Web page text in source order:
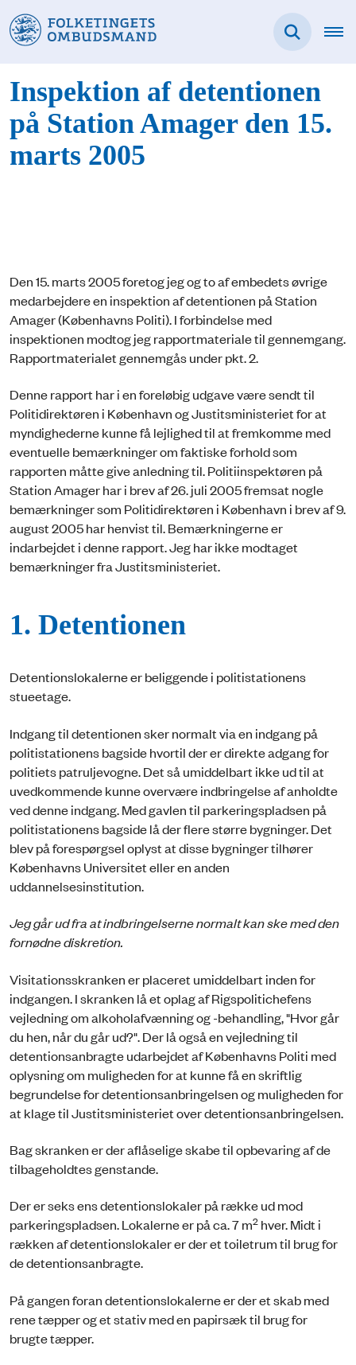
Inspektion af detentionen
på Station Amager den 15.
marts 2005
Den 15. marts 2005 foretog jeg og to af embedets øvrige
medarbejdere en inspektion af detentionen på Station
Amager (Københavns Politi). I forbindelse med
inspektionen modtog jeg rapportmateriale til gennemgang.
Rapportmaterialet gennemgås under pkt. 2.
Denne rapport har i en foreløbig udgave være sendt til
Politidirektøren i København og Justitsministeriet for at
myndighederne kunne få lejlighed til at fremkomme med
eventuelle bemærkninger om faktiske forhold som
rapporten måtte give anledning til. Politiinspektøren på
Station Amager har i brev af 26. juli 2005 fremsat nogle
bemærkninger som Politidirektøren i København i brev af 9.
august 2005 har henvist til. Bemærkningerne er
indarbejdet i denne rapport. Jeg har ikke modtaget
bemærkninger fra Justitsministeriet.
1. Detentionen
Detentionslokalerne er beliggende i politistationens
stueetage.
Indgang til detentionen sker normalt via en indgang på
politistationens bagside hvortil der er direkte adgang for
politiets patruljevogne. Det så umiddelbart ikke ud til at
uvedkommende kunne overvære indbringelse af anholdte
ved denne indgang. Med gavlen til parkeringspladsen på
politistationens bagside lå der flere større bygninger. Det
blev på forespørgsel oplyst at disse bygninger tilhører
Københavns Universitet eller en anden
uddannelsesinstitution.
Jeg går ud fra at indbringelserne normalt kan ske med den
fornødne diskretion.
Visitationsskranken er placeret umiddelbart inden for
indgangen. I skranken lå et oplag af Rigspolitichefens
vejledning om alkoholafvænning og -behandling, "Hvor går
du hen, når du går ud?". Der lå også en vejledning til
detentionsanbragte udarbejdet af Københavns Politi med
oplysning om muligheden for at kunne få en skriftlig
begrundelse for detentionsanbringelsen og muligheden for
at klage til Justitsministeriet over detentionsanbringelsen.
Bag skranken er der aflåselige skabe til opbevaring af de
tilbageholdtes genstande.
Der er seks ens detentionslokaler på række ud mod
parkeringspladsen. Lokalerne er på ca. 7 m2 hver. Midt i
rækken af detentionslokaler er der et toiletrum til brug for
de detentionsanbragte.
På gangen foran detentionslokalerne er der et skab med
rene tæpper og et stativ med en papirsæk til brug for
brugte tæpper.